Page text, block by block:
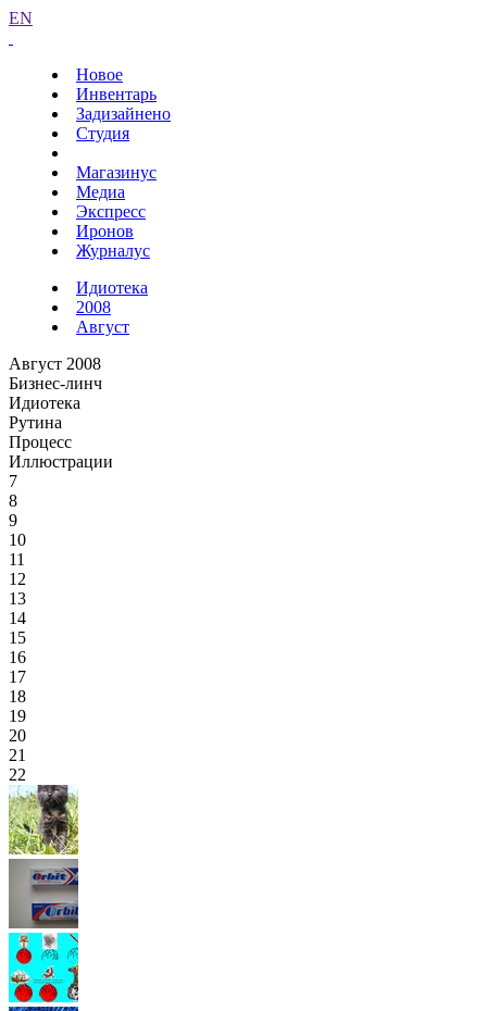
EN
Новое
Инвентарь
Задизайнено
Студия
Магазинус
Медиа
Экспресс
Иронов
Журналус
Идиотека
2008
Август
Август 2008
Бизнес-линч
Идиотека
Рутина
Процесс
Иллюстрации
7
8
9
10
11
12
13
14
15
16
17
18
19
20
21
22